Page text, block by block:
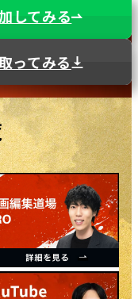
してみる
ってみる